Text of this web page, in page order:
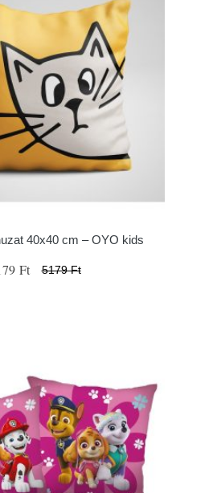
40x40 cm – OYO kids
Ft 5179 Ft